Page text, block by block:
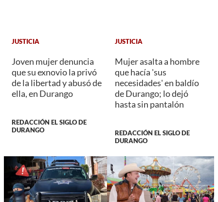
JUSTICIA
Joven mujer denuncia
que su exnovio la privó
de la libertad y abusó de
ella, en Durango
REDACCIÓN EL SIGLO DE
DURANGO
JUSTICIA
Mujer asalta a hombre
que hacía 'sus
necesidades' en baldío
de Durango; lo dejó
hasta sin pantalón
REDACCIÓN EL SIGLO DE
DURANGO